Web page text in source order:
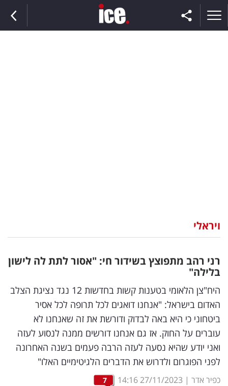
וצרכנות
דיגיטל
וטק
שיווק
ופרסום
משפט
מדדים
ויראלי
רני רהב מתפוצץ בשידור חי: "אסור לתת לה לישון
בלילה"
היח"צן הלאומי בטענות קשות בחדשות 12 נגד נציגת הצלב
האדום בישראל: "אנחנו דואגים לכל תרופה לכל אסיר
ביטחוני כי היא באה לבדוק ודורשת את זה שאנחנו לא
עוברים על החוק. אז גם אנחנו דורשים ממנה לנסוע לעזה
ואני יודע שהיא נסעה לעזה הרבה פעמים בשנה האחרונה
לפני הפוגרום ולדרוש את הדברים הלגיטימיים האלו"
כפיר אדר |
27/11/2023
14:16
7